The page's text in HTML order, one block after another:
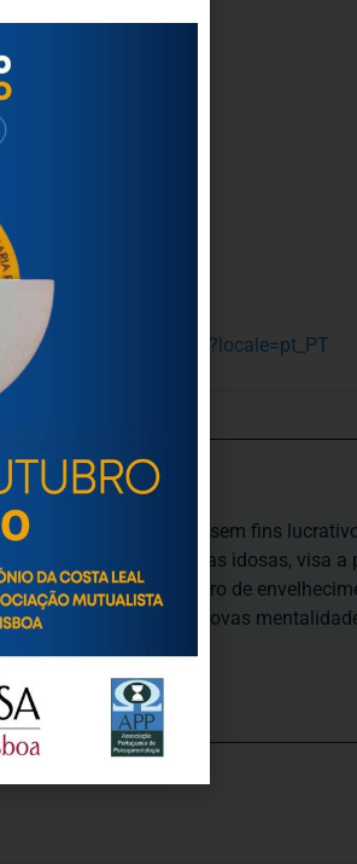
antoniopedro.corca/?locale=pt_PT
Solidariedade Social sem fins
e às pessoas idosas, visa a
idosas, num quadro de
as idades, promove novas